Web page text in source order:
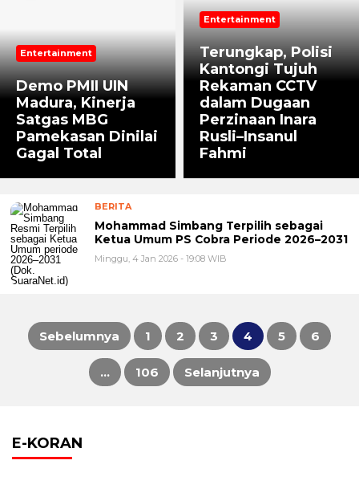
Entertainment
Demo PMII UIN
Madura, Kinerja
Satgas MBG
Pamekasan Dinilai
Gagal Total
Entertainment
Terungkap, Polisi
Kantongi Tujuh
Rekaman CCTV
dalam Dugaan
Perzinaan Inara
Rusli–Insanul
Fahmi
BERITA
Mohammad Simbang Terpilih sebagai
Ketua Umum PS Cobra Periode 2026–2031
Minggu, 4 Jan 2026 - 19:08 WIB
Paginasi
Sebelumnya 1 2 3 4 5 6
… 106 Selanjutnya
E-KORAN